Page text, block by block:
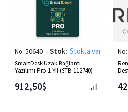
No: 50640 Stok: Stokta var
SmartDesk Uzak Bağlantı
Yazılımı Pro 1 Yıl (STB-112740)
912,50$